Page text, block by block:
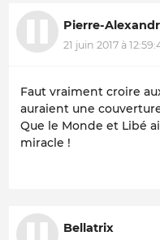
Pierre-
21 juin 2017 à
Faut vraiment croire
auraient une
Que le Monde et Libé
miracle !
Bellatrix